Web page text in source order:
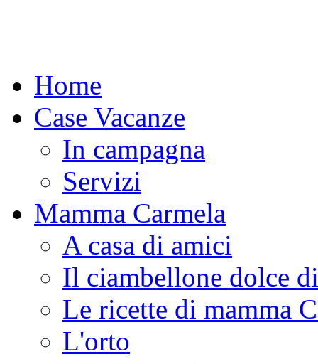
Home
Case Vacanze
In campagna
Servizi
Mamma Carmela
A casa di amici
Il ciambellone dolce
Le ricette di mamma
L'orto